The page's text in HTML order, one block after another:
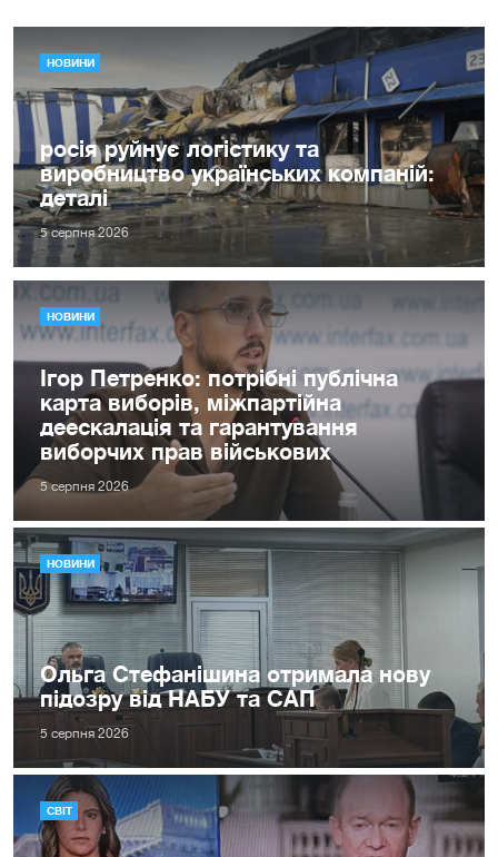
НОВИНИ
росія руйнує логістику та
виробництво українських компаній:
деталі
5 серпня 2026
НОВИНИ
Ігор Петренко: потрібні публічна
карта виборів, міжпартійна
деескалація та гарантування
виборчих прав військових
5 серпня 2026
НОВИНИ
Ольга Стефанішина отримала нову
підозру від НАБУ та САП
5 серпня 2026
СВІТ